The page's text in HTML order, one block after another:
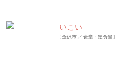
いこい
[金沢市 ／ 食堂・定食屋 ]